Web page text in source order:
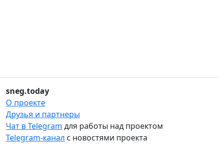
sneg.today
О проекте
Друзья и партнеры
Чат в Telegram для работы над проектом
Telegram-канал с новостями проекта